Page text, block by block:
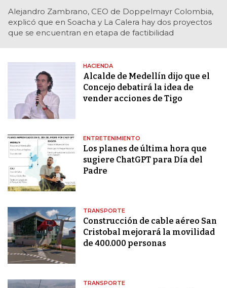
Alejandro Zambrano, CEO de Doppelmayr Colombia,
explicó que en Soacha y La Calera hay dos proyectos
que se encuentran en etapa de factibilidad
HACIENDA
Alcalde de Medellín dijo que el
Concejo debatirá la idea de
vender acciones de Tigo
ENTRETENIMIENTO
Los planes de última hora que
sugiere ChatGPT para Día del
Padre
TRANSPORTE
Construcción de cable aéreo San
Cristobal mejorará la movilidad
de 400.000 personas
TRANSPORTE